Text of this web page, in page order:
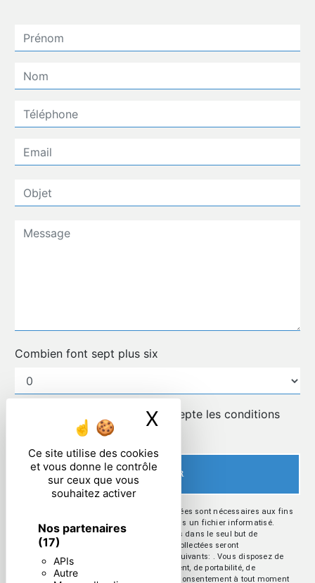
Ce site utilise des cookies
et vous donne le contrôle
sur ceux que vous
souhaitez activer
Nos partenaires
(17)
APIs
Autre
X Masquer le
Combien font sept plus six
En cochant cette case, j'accepte les conditions
particulières ci-dessous **
ENVOYER
** Les données personnelles communiquées sont nécessaires aux fins
de vous contacter et sont enregistrées dans un fichier informatisé.
Elles sont destinées à et ses sous-traitants dans le seul but de
répondre à votre message. Les données collectées seront
communiquées aux seuls destinataires suivants: . Vous disposez de
droits d’accès, de rectification, d’effacement, de portabilité, de
limitation, d’opposition, de retrait de votre consentement à tout moment